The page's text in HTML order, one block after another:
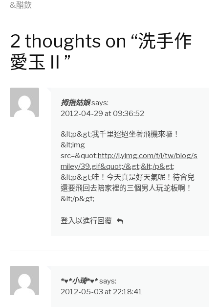
Reading
&醋飲
2 thoughts on “洗手作
愛玉Ⅱ”
拇指姑娘says:
2012-04-29 at 09:36:52
&lt;p&gt;我千里迢迢坐著飛機來囉！
&lt;img
src=&quot;http://l.yimg.com/f/i/tw/blog/s
miley/39.gif&quot;/&gt;&lt;/p&gt;
&lt;p&gt;哇！今天真是好天氣呢！待會兒
還要飛回去陪家裡的三個男人玩蛇板啊！
&lt;/p&gt;
登入以進行回覆
*♥*小琦*♥*says:
2012-05-03 at 22:18:41